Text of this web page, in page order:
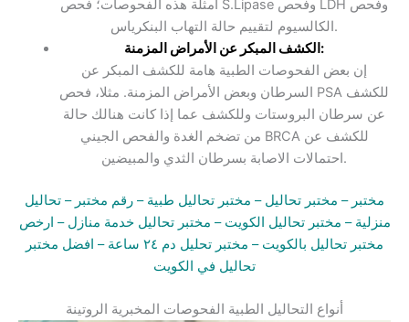
أمثلة هذه الفحوصات؛ فحص S.Lipase وفحص LDH وفحص
الكالسيوم لتقييم حالة التهاب البنكرياس.
الكشف المبكر عن الأمراض المزمنة:
إن بعض الفحوصات الطبية هامة للكشف المبكر عن
السرطان وبعض الأمراض المزمنة. مثلا، فحص PSA للكشف
عن سرطان البروستات وللكشف عما إذا كانت هنالك حالة
من تضخم الغدة والفحص الجيني BRCA للكشف عن
احتمالات الاصابة بسرطان الثدي والمبيضين.
مختبر – مختبر تحاليل – مختبر تحاليل طبية – رقم مختبر – تحاليل
منزلية – مختبر تحاليل الكويت– مختبر تحاليل خدمة منازل – ارخص
مختبر تحاليل بالكويت – مختبر تحليل دم ٢٤ ساعة
– افضل مختبر
تحاليل في الكويت
أنواع التحاليل الطبية الفحوصات المخبرية الروتينة